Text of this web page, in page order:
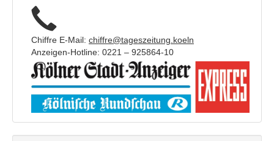
Chiffre E-Mail: chiffre@tageszeitung.koeln
Anzeigen-Hotline: 0221 – 925864-10